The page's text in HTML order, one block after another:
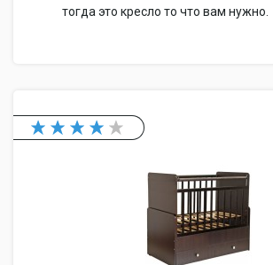
тогда это кресло то что вам нужно.